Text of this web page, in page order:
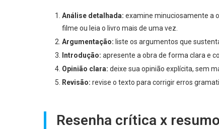
Análise detalhada: examine minuciosamente a
filme ou leia o livro mais de uma vez.
Argumentação: liste os argumentos que
Introdução: apresente a obra de forma clara e
Opinião clara: deixe sua opinião explícita, sem
Revisão: revise o texto para corrigir erros
Resenha crítica x